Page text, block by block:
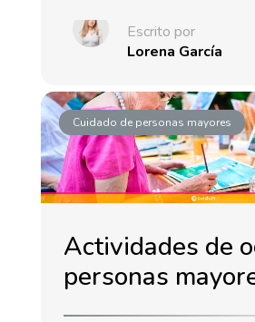
Escrito por
Lorena García
Cuidado de personas mayores
Actividades de
personas